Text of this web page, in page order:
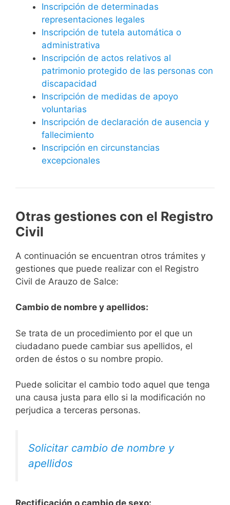
Inscripción de determinadas
representaciones legales
Inscripción de tutela automática o
administrativa
Inscripción de actos relativos al
patrimonio protegido de las personas con
discapacidad
Inscripción de medidas de apoyo
voluntarias
Inscripción de declaración de ausencia y
fallecimiento
Inscripción en circunstancias
excepcionales
Otras gestiones con el Registro
Civil
A continuación se encuentran otros trámites y
gestiones que puede realizar con el Registro
Civil de Arauzo de Salce:
Cambio de nombre y apellidos:
Se trata de un procedimiento por el que un
ciudadano puede cambiar sus apellidos, el
orden de éstos o su nombre propio.
Puede solicitar el cambio todo aquel que tenga
una causa justa para ello si la modificación no
perjudica a terceras personas.
Solicitar cambio de nombre y
apellidos